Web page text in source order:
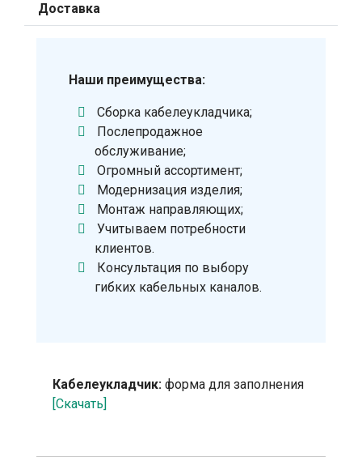
Доставка
Наши преимущества:
Сборка кабелеукладчика;
Послепродажное
обслуживание;
Огромный ассортимент;
Модернизация изделия;
Монтаж направляющих;
Учитываем потребности
клиентов.
Консультация по выбору
гибких кабельных каналов.
Кабелеукладчик: форма для заполнения
[Скачать]